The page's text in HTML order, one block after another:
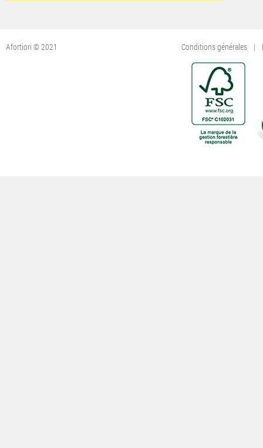
Afortiori © 2021 Conditions générales |